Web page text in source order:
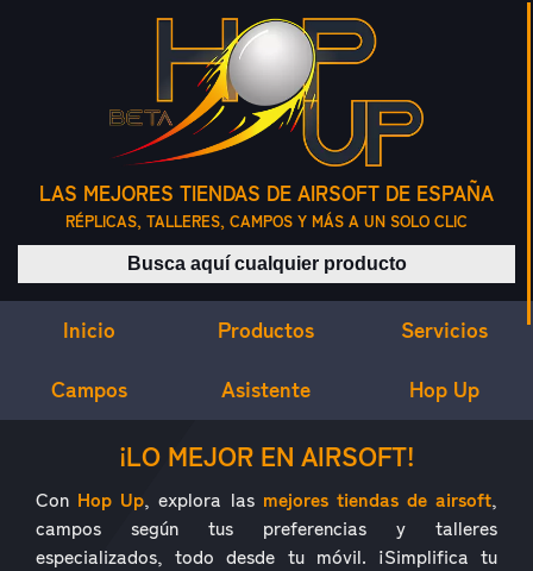
LAS MEJORES TIENDAS DE AIRSOFT DE ESPAÑA
RÉPLICAS, TALLERES, CAMPOS Y MÁS A UN SOLO CLIC
Buscar productos
Inicio Productos Servicios
Campos Asistente Hop Up
¿QUÉ ES HOP UP?¡LO MEJOR EN AIRSOFT!
Con Hop Up, explora las mejores tiendas de airsoft,
campos según tus preferencias y talleres
especializados, todo desde tu móvil. ¡Simplifica tu